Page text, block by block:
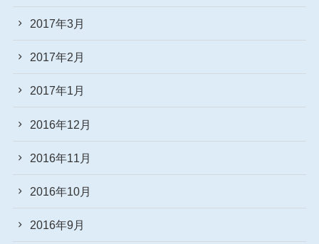
2017年3月
2017年2月
2017年1月
2016年12月
2016年11月
2016年10月
2016年9月